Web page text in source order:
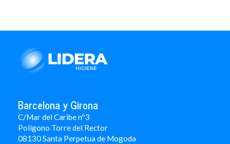
Barcelona y Girona
C/Mar del Caribe nº3
Polígono Torre del Rector
08130 Santa Perpetua de Mogoda